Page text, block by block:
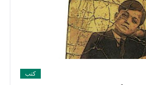
كتب